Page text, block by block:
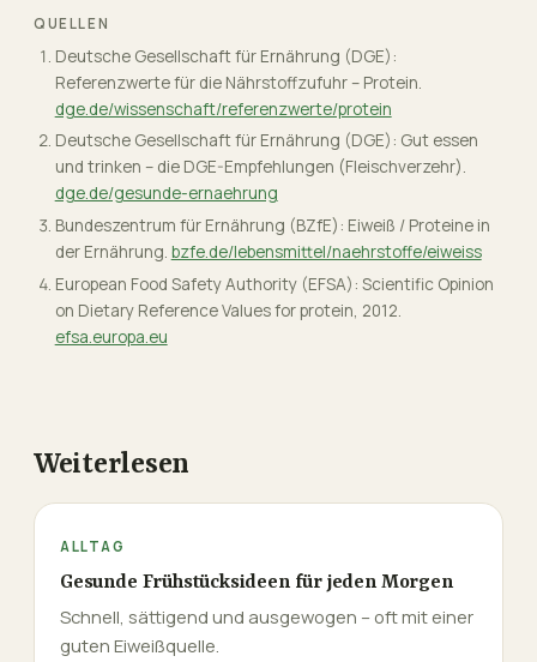
QUELLEN
Deutsche Gesellschaft für Ernährung (DGE):
Referenzwerte für die Nährstoffzufuhr – Protein.
dge.de/wissenschaft/referenzwerte/protein
Deutsche Gesellschaft für Ernährung (DGE): Gut essen
und trinken – die DGE-Empfehlungen (Fleischverzehr).
dge.de/gesunde-ernaehrung
Bundeszentrum für Ernährung (BZfE): Eiweiß / Proteine in
der Ernährung. bzfe.de/lebensmittel/naehrstoffe/eiweiss
European Food Safety Authority (EFSA): Scientific Opinion
on Dietary Reference Values for protein, 2012.
efsa.europa.eu
Weiterlesen
ALLTAG
Gesunde Frühstücksideen für jeden Morgen
Schnell, sättigend und ausgewogen – oft mit einer
guten Eiweißquelle.